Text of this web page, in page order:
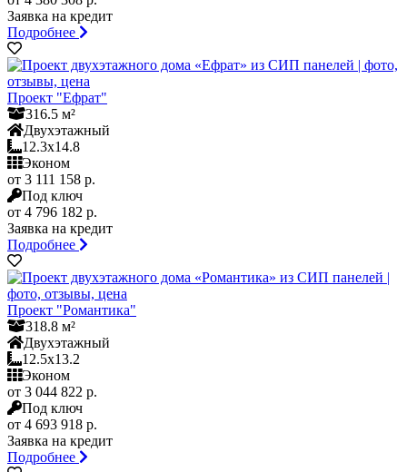
Заявка на кредит
Подробнее
Проект "Ефрат"
316.5 м²
Двухэтажный
12.3x14.8
Эконом
от 3 111 158 р.
Под ключ
от 4 796 182 р.
Заявка на кредит
Подробнее
Проект "Романтика"
318.8 м²
Двухэтажный
12.5x13.2
Эконом
от 3 044 822 р.
Под ключ
от 4 693 918 р.
Заявка на кредит
Подробнее